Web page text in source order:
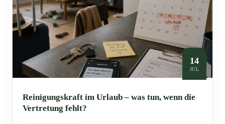
14
JUL
Reinigungskraft im Urlaub – was tun, wenn die
Vertretung fehlt?